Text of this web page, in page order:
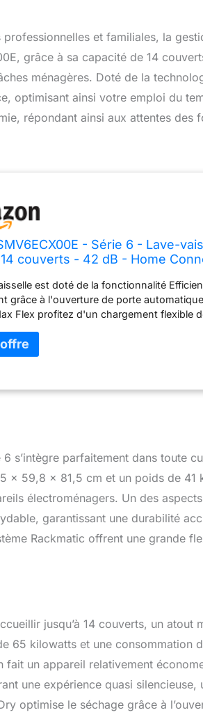
et familiales, la
grâce à sa capacité de 14
ménagères. Doté de la
optimisant ainsi votre emploi du
répondant ainsi aux attentes des
- Série 6 - Lave-
couverts - 42 dB - Home
est doté de la fonctionnalité
grâce à l'ouverture de porte
Flex profitez d'un chargement flexible
silencieux et discret avec un
un moteur induction Eco Silence
de Bosch avec accessoires de série
s’intègre parfaitement dans toute
x 59,8 x 81,5 cm et un poids de 41
électroménagers. Un des
garantissant une durabilité
Rackmatic offrent une grande
jusqu’à 14 couverts, un atout
65 kilowatts et une consommation
un appareil relativement
une expérience quasi silencieuse,
optimise le séchage grâce à